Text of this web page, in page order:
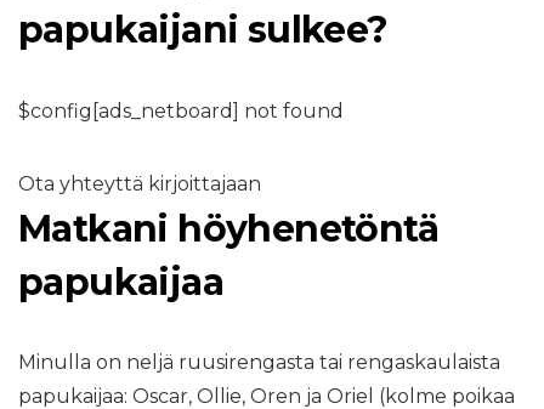
papukaijani sulkee?
$config[ads_netboard] not found
Ota yhteyttä kirjoittajaan
Matkani höyhenetöntä
papukaijaa
Minulla on neljä ruusirengasta tai rengaskaulaista
papukaijaa: Oscar, Ollie, Oren ja Oriel (kolme poikaa